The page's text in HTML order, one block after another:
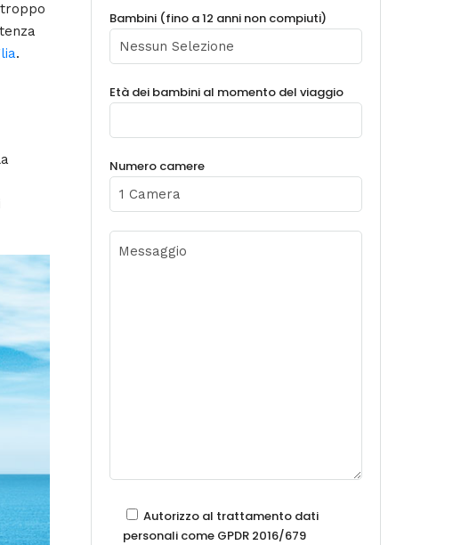
Bambini (fino a 12 anni non compiuti)
Età dei bambini al momento del viaggio
Numero camere
Autorizzo al trattamento dati
personali come GPDR 2016/679
.